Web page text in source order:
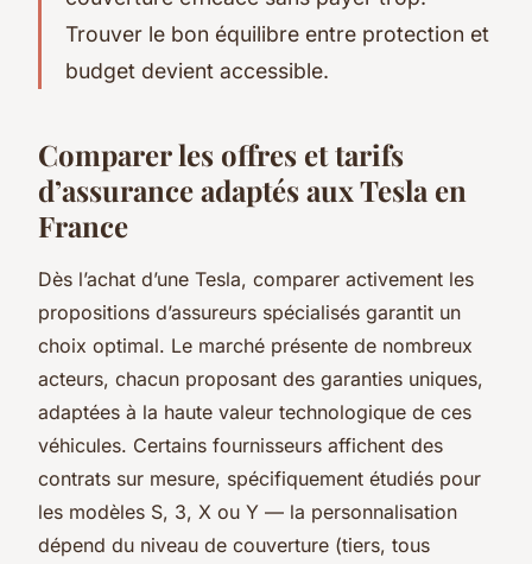
Trouver le bon équilibre entre protection et
budget devient accessible.
Comparer les offres et tarifs
d’assurance adaptés aux Tesla en
France
Dès l’achat d’une Tesla, comparer activement les
propositions d’assureurs spécialisés garantit un
choix optimal. Le marché présente de nombreux
acteurs, chacun proposant des garanties uniques,
adaptées à la haute valeur technologique de ces
véhicules. Certains fournisseurs affichent des
contrats sur mesure, spécifiquement étudiés pour
les modèles S, 3, X ou Y — la personnalisation
dépend du niveau de couverture (tiers, tous